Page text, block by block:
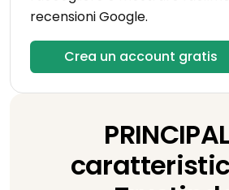
recensioni Google.
Crea un account gratis